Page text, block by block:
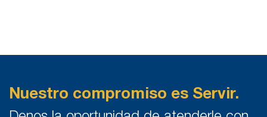
Nuestro compromiso es Servir.